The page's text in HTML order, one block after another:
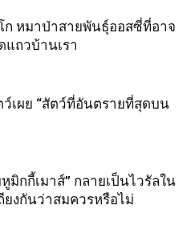
ก หมาป่าสายพันธุ์ออสซี่ที่อาจ
แถวบ้านเรา
ว์เผย “สัตว์ที่อันตรายที่สุดบน
มิกกี้เมาส์” กลายเป็นไวรัลใน
ยงกันว่าสมควรหรือไม่